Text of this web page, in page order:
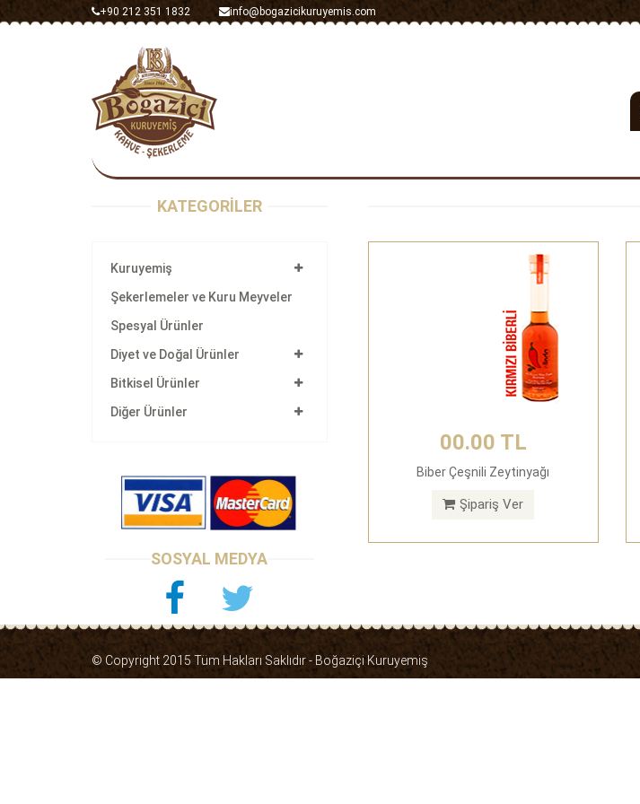
+90 212 351 1832 info@bogazicikuruyemis.com
KATEGORİLER
Kuruyemiş
Şekerlemeler ve Kuru Meyveler
Spesyal Ürünler
Diyet ve Doğal Ürünler
Bitkisel Ürünler
Diğer Ürünler
SOSYAL MEDYA
00.00 TL
Biber Çeşnili Zeytinyağı
Şipariş Ver
© Copyright 2015 Tüm Hakları Saklıdır - Boğaziçi Kuruyemiş